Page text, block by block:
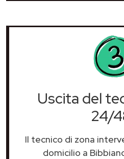
Uscita del
24/
Il tecnico di zona
domicilio a